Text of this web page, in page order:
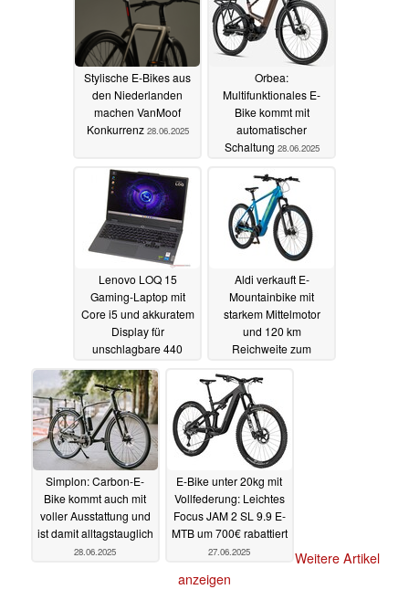
Stylische E-Bikes aus
den Niederlanden
machen VanMoof
Konkurrenz 28.06.2025
Orbea:
Multifunktionales E-
Bike kommt mit
automatischer
Schaltung 28.06.2025
Lenovo LOQ 15
Gaming-Laptop mit
Core i5 und akkuratem
Display für
unschlagbare 440
28.06.2025
Aldi verkauft E-
Mountainbike mit
starkem Mittelmotor
und 120 km
Reichweite zum
28.06.2025
Simplon: Carbon-E-
Bike kommt auch mit
voller Ausstattung und
ist damit alltagstauglich
28.06.2025
E-Bike unter 20kg mit
Vollfederung: Leichtes
Focus JAM 2 SL 9.9 E-
MTB um 700€ rabattiert
27.06.2025
Weitere Artikel
anzeigen